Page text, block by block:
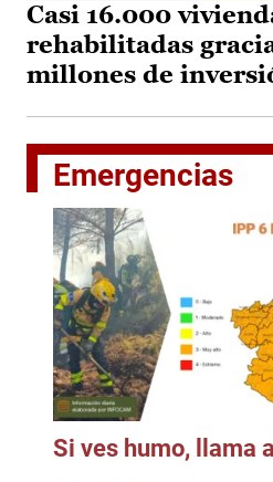
Casi 16.000
rehabilitadas
millones de
Emergencias
Si ves humo, llama